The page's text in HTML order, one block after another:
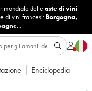
mondiale delle aste di vini
di vini francesi: Borgogna,
...
Enciclopedia